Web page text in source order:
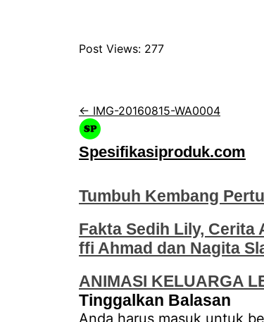
Post Views: 277
← IMG-20160815-WA0004
Spesifikasiproduk.com
Tumbuh Kembang
Fakta Sedih Lily, Cerita
ffi Ahmad dan Nagita
ANIMASI KELUARGA
Tinggalkan Balasan
Anda harus masuk untuk